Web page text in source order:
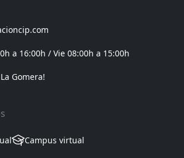
a 16:00h / Vie 08:00h a 15:00h
Gomera!
Campus virtual